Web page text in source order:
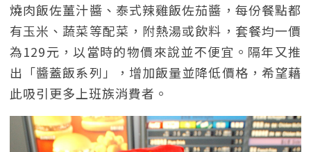
燒肉飯佐薑汁醬、泰式辣雞飯佐茄醬，每份餐點都
有玉米、蔬菜等配菜，附熱湯或飲料，套餐均一價
為129元，以當時的物價來說並不便宜。隔年又推
出「醬蓋飯系列」，增加飯量並降低價格，希望藉
此吸引更多上班族消費者。